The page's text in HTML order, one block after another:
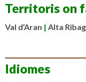
Territoris on
Val d’Aran | Alta
Idiomes